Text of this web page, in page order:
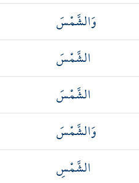
وَالشَّمْسَ
الشَّمْسَ
الشَّمْسَ
وَالشَّمْسَ
الشَّمْسِ